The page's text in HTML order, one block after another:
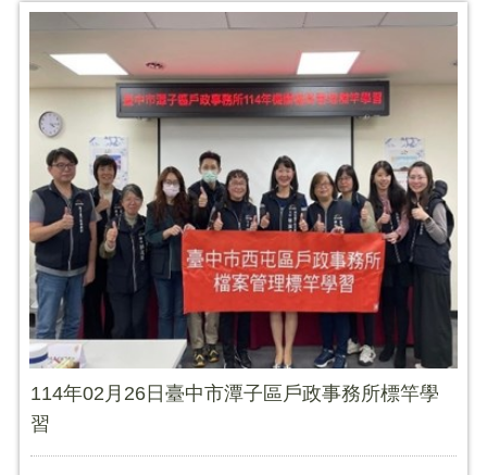
114年02月26日臺中市潭子區戶政事務所標竿學
習